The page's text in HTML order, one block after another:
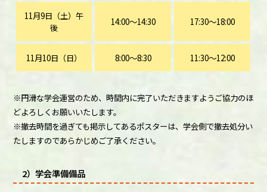
11月9日（土）午
後
14:00～14:30 17:30～18:00
11月10日（日） 8:00～8:30 11:30～12:00
※円滑な学会運営のため、時間内に完了いただきますようご協力のほ
どよろしくお願いいたします。
※撤去時間を過ぎても掲示してあるポスターは、学会側で撤去処分い
たしますのであらかじめご了承ください。
2）学会準備備品